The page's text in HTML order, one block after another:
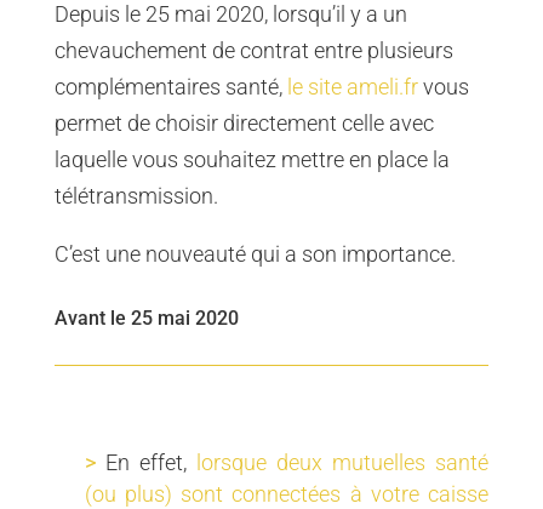
Depuis le 25 mai 2020, lorsqu’il y a un
chevauchement de contrat entre plusieurs
complémentaires santé, le site ameli.frvous
permet de choisir directement celle avec
laquelle vous souhaitez mettre en place la
télétransmission.
C’est une nouveauté qui a son importance.
Avant le 25 mai 2020
En effet, lorsque deux mutuelles santé
(ou plus) sont connectées à votre caisse